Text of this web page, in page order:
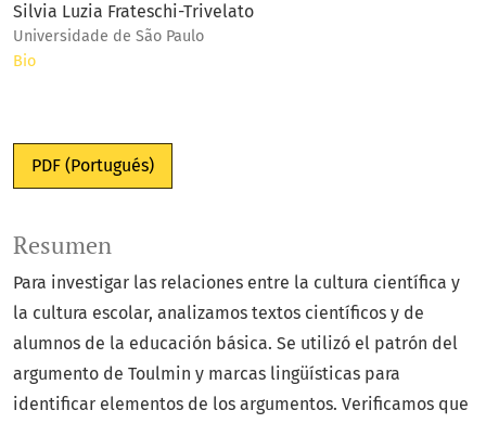
Silvia Luzia Frateschi-Trivelato
Universidade de São Paulo
Bio
PDF (Portugués)
Resumen
Para investigar las relaciones entre la cultura científica y
la cultura escolar, analizamos textos científicos y de
alumnos de la educación básica. Se utilizó el patrón del
argumento de Toulmin y marcas lingüísticas para
identificar elementos de los argumentos. Verificamos que